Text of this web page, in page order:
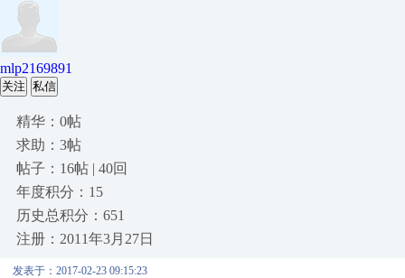
mlp2169891
关注 私信
精华：0帖
求助：3帖
帖子：16帖 | 40回
年度积分：15
历史总积分：651
注册：2011年3月27日
发表于：2017-02-23 09:15:23